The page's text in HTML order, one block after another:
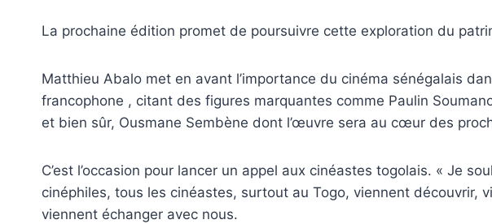
La prochaine édition promet de poursuivre cette exploration du
Matthieu Abalo met en avant l’importance du cinéma sénégalais
francophone , citant des figures marquantes comme Paulin
et bien sûr, Ousmane Sembène dont l’œuvre sera au cœur des
C’est l’occasion pour lancer un appel aux cinéastes togolais. « Je
cinéphiles, tous les cinéastes, surtout au Togo, viennent découvrir,
viennent échanger avec nous.